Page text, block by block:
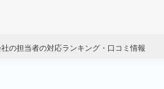
社の担当者の対応ランキング・口コミ情報